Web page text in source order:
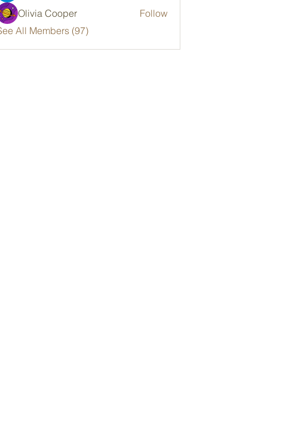
Olivia Cooper
Follow
All Members (97)